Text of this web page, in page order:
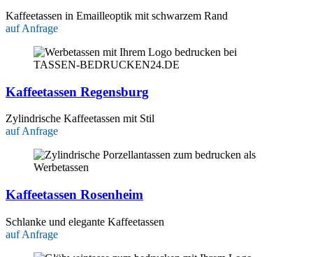
Kaffeetassen in Emailleoptik mit schwarzem Rand
auf Anfrage
Kaffeetassen Regensburg
Zylindrische Kaffeetassen mit Stil
auf Anfrage
Kaffeetassen Rosenheim
Schlanke und elegante Kaffeetassen
auf Anfrage